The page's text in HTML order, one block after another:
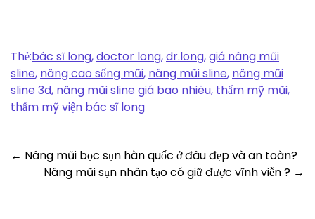
Thẻ:bác sĩ long,doctor long,dr.long,giá nâng mũi
sline, nâng cao sống mũi, nâng mũi sline, nâng mũi
sline 3d, nâng mũi sline giá bao nhiêu, thẩm mỹ mũi,
thẩm mỹ viện bác sĩ long
Post
navigation
← Nâng mũi bọc sụn hàn quốc ở đâu đẹp và an toàn?
Nâng mũi sụn nhân tạo có giữ được vĩnh viễn ? →